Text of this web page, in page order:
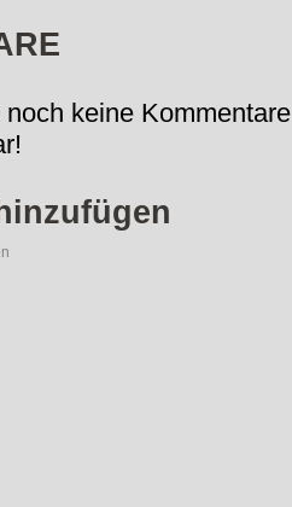
keine